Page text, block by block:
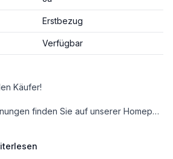
Erstbezug
Verfügbar
Käufer!
Ihnen auf unserer Projektseite www.anderschanze25.at [https://www.anderschanze25.at/] ein Wohnungsnavigator zur Verfügung, der Ihnen hilft, sich einen Überblick über die Lage der einzelnen Wohnungen innerhalb des Komplexes zu verschaffen.​